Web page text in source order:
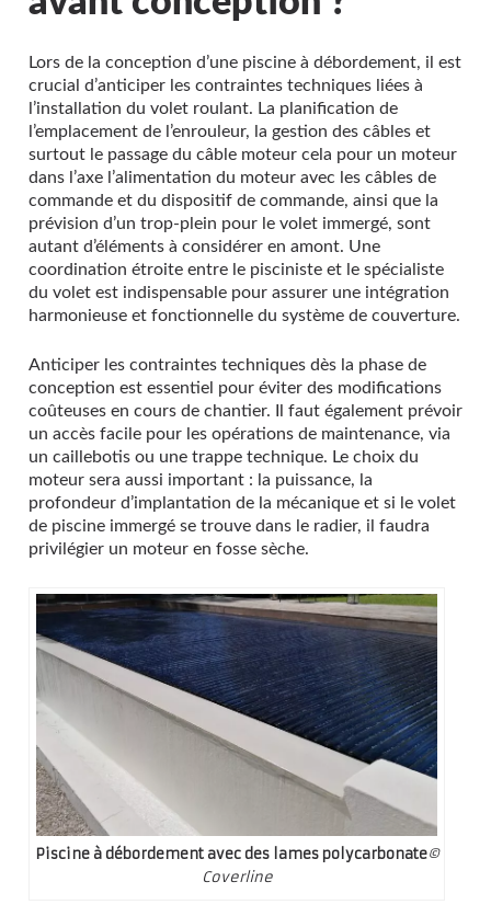
Lors de la conception d’une piscine à débordement, il est
crucial d’anticiper les contraintes techniques liées à
l’installation du volet roulant. La planification de
l’emplacement de l’enrouleur, la gestion des câbles et
surtout le passage du câble moteur cela pour un moteur
dans l’axe l’alimentation du moteur avec les câbles de
commande et du dispositif de commande, ainsi que la
prévision d’un trop-plein pour le volet immergé, sont
autant d’éléments à considérer en amont. Une
coordination étroite entre le pisciniste et le spécialiste
du volet est indispensable pour assurer une intégration
harmonieuse et fonctionnelle du système de couverture.
Anticiper les contraintes techniques dès la phase de
conception est essentiel pour éviter des modifications
coûteuses en cours de chantier. Il faut également prévoir
un accès facile pour les opérations de maintenance, via
un caillebotis ou une trappe technique. Le choix du
moteur sera aussi important : la puissance, la
profondeur d’implantation de la mécanique et si le volet
de piscine immergé se trouve dans le radier, il faudra
privilégier un moteur en fosse sèche.
Piscine à débordement avec des lames polycarbonate©
Coverline